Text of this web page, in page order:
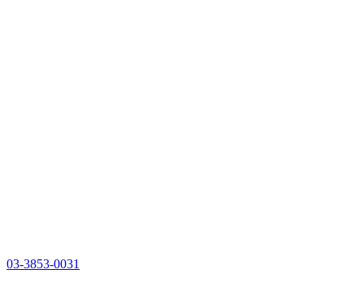
03-3853-0031